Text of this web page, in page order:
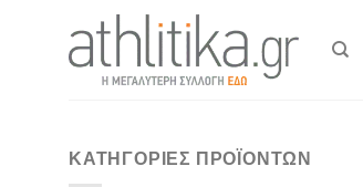
ΚΑΤΗΓΟΡΊΕΣ ΠΡΟΪΌΝΤΩΝ